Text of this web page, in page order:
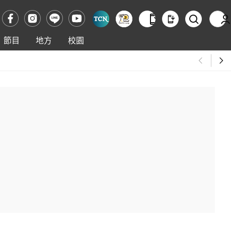
節目 地方
校園